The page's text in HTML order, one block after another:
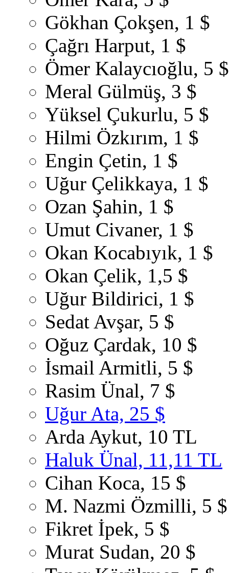
Gökhan Çokşen, 1 $
Çağrı Harput, 1 $
Ömer Kalaycıoğlu, 5 $
Meral Gülmüş, 3 $
Yüksel Çukurlu, 5 $
Hilmi Özkırım, 1 $
Engin Çetin, 1 $
Uğur Çelikkaya, 1 $
Ozan Şahin, 1 $
Umut Civaner, 1 $
Okan Kocabıyık, 1 $
Okan Çelik, 1,5 $
Uğur Bildirici, 1 $
Sedat Avşar, 5 $
Oğuz Çardak, 10 $
İsmail Armitli, 5 $
Rasim Ünal, 7 $
Uğur Ata, 25 $
Arda Aykut, 10 TL
Haluk Ünal, 11,11 TL
Cihan Koca, 15 $
M. Nazmi Özmilli, 5 $
Fikret İpek, 5 $
Murat Sudan, 20 $